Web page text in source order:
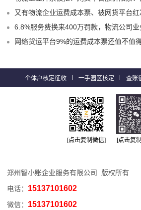
又有物流企业运费成本票、被网货平台红冲了！405号文
6.8%服务费换来400万罚款，物流公司业务真实、用网络货运
网络货运平台9%的运费成本票还值不值得用？为什么
个体户核定征收 一手园区核定 查账
[点击复制微信] [点击复
郑州智小账企业服务有限公司 版权所有
电话： 15137101602
微信： 15137101602